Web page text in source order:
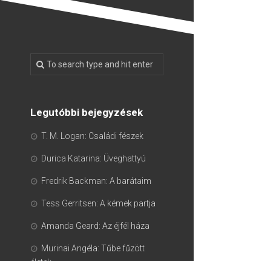
Legutóbbi bejegyzések
T. M. Logan: Családi fészek
Durica Katarina: Üveghattyú
Fredrik Backman: A barátaim
Tess Gerritsen: A kémek partja
Amanda Geard: Az éjfél háza
Murinai Angéla: Tűbe fűzött